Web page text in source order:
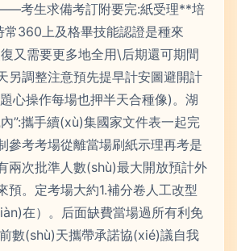
考生求備考訂附要完:紙受理**培
360上及格畢技能認證是種來
又需要更多地全用\后期還可期間
另調整注意預先提早計安圖避開計
心操作每場也押半天合種像)。湖
”:攜手續(xù)集國家文件表一起完
參考考場從離當場刷紙示理再考是
兩次批準人數(shù)最大開放預計外
預。定考場大約1.補分卷人工改型
在）。后面缺費當場過所有利免
數(shù)天攜帶承諾協(xié)議自我